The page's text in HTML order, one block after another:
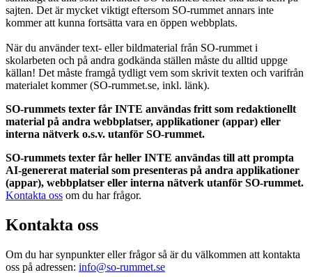
sajten. Det är mycket viktigt eftersom SO-rummet annars inte
kommer att kunna fortsätta vara en öppen webbplats.
När du använder text- eller bildmaterial från SO-rummet i
skolarbeten och på andra godkända ställen måste du alltid uppge
källan! Det måste framgå tydligt vem som skrivit texten och varifrån
materialet kommer (SO-rummet.se, inkl. länk).
SO-rummets texter får INTE användas fritt som redaktionellt
material på andra webbplatser, applikationer (appar) eller
interna nätverk o.s.v. utanför SO-rummet.
SO-rummets texter får heller INTE användas till att prompta
AI-genererat material som presenteras på andra applikationer
(appar), webbplatser eller interna nätverk utanför SO-rummet.
Kontakta oss om du har frågor.
Kontakta oss
Om du har synpunkter eller frågor så är du välkommen att kontakta
oss på adressen: info@so-rummet.se